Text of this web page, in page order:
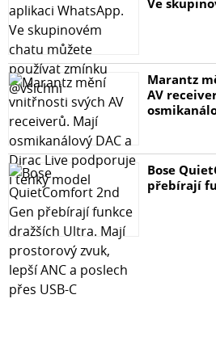
domácímu kinu i stereo systému.
opravdového basu!
Parametry a specifikace
Typ
Aktivní subwoofer se systémem
Měnič
8″ (210 mm) nízkotónový s
Frekvenční rozsah (±3 dB)
25 – 150 Hz
Marantz
AV
Bose
přebírají